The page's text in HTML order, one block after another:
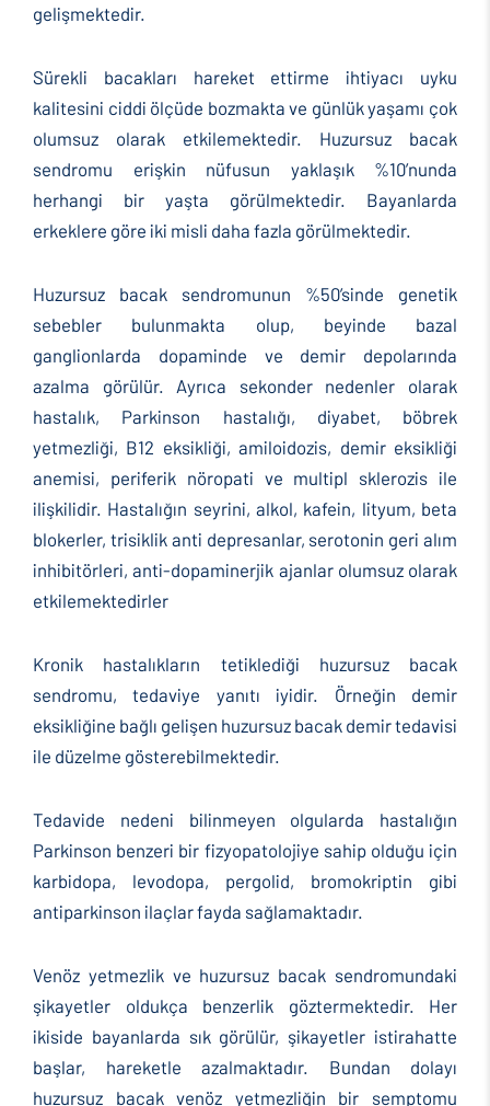
gelişmektedir.
Sürekli bacakları hareket ettirme ihtiyacı uyku
kalitesini ciddi ölçüde bozmakta ve günlük yaşamı çok
olumsuz olarak etkilemektedir. Huzursuz bacak
sendromu erişkin nüfusun yaklaşık %10’nunda
herhangi bir yaşta görülmektedir. Bayanlarda
erkeklere göre iki misli daha fazla görülmektedir.
Huzursuz bacak sendromunun %50’sinde genetik
sebebler bulunmakta olup, beyinde bazal
ganglionlarda dopaminde ve demir depolarında
azalma görülür. Ayrıca sekonder nedenler olarak
hastalık, Parkinson hastalığı, diyabet, böbrek
yetmezliği, B12 eksikliği, amiloidozis, demir eksikliği
anemisi, periferik nöropati ve multipl sklerozis ile
ilişkilidir. Hastalığın seyrini, alkol, kafein, lityum, beta
blokerler, trisiklik anti depresanlar, serotonin geri alım
inhibitörleri, anti-dopaminerjik ajanlar olumsuz olarak
etkilemektedirler
Kronik hastalıkların tetiklediği huzursuz bacak
sendromu, tedaviye yanıtı iyidir. Örneğin demir
eksikliğine bağlı gelişen huzursuz bacak demir tedavisi
ile düzelme gösterebilmektedir.
Tedavide nedeni bilinmeyen olgularda hastalığın
Parkinson benzeri bir fizyopatolojiye sahip olduğu için
karbidopa, levodopa, pergolid, bromokriptin gibi
antiparkinson ilaçlar fayda sağlamaktadır.
Venöz yetmezlik ve huzursuz bacak sendromundaki
şikayetler oldukça benzerlik göztermektedir. Her
ikiside bayanlarda sık görülür, şikayetler istirahatte
başlar, hareketle azalmaktadır. Bundan dolayı
huzursuz bacak venöz yetmezliğin bir semptomu